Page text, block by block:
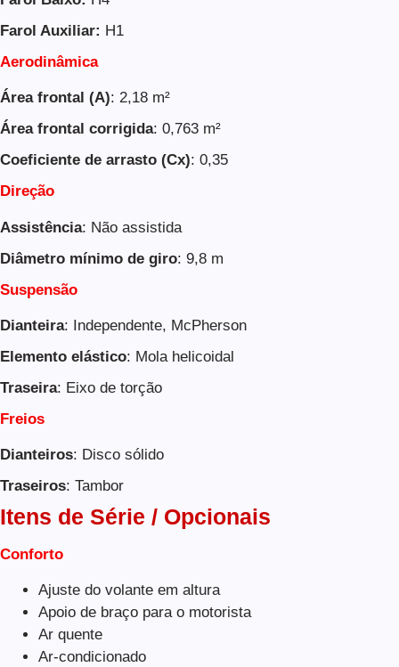
Farol Auxiliar: H1
Aerodinâmica
Área frontal (A): 2,18 m²
Área frontal corrigida: 0,763 m²
Coeficiente de arrasto (Cx): 0,35
Direção
Assistência: Não assistida
Diâmetro mínimo de giro: 9,8 m
Suspensão
Dianteira: Independente, McPherson
Elemento elástico: Mola helicoidal
Traseira: Eixo de torção
Freios
Dianteiros: Disco sólido
Traseiros: Tambor
Itens de Série / Opcionais
Conforto
Ajuste do volante em altura
Apoio de braço para o motorista
Ar quente
Ar-condicionado